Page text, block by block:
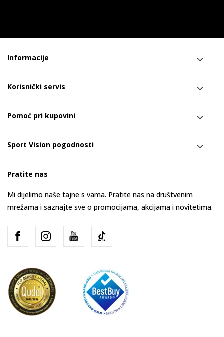
Informacije
Korisnički servis
Pomoć pri kupovini
Sport Vision pogodnosti
Pratite nas
Mi dijelimo naše tajne s vama. Pratite nas na društvenim
mrežama i saznajte sve o promocijama, akcijama i novitetima.